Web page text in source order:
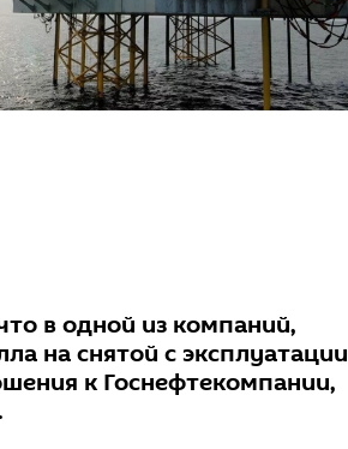
в одной из компаний,
на снятой с эксплуатации
к Госнефтекомпании,